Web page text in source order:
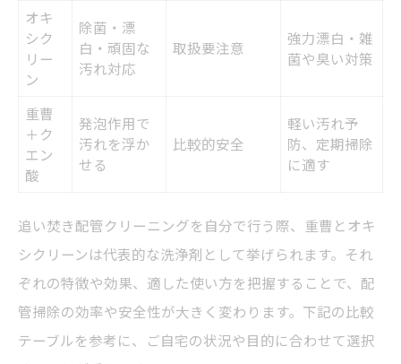
オキ
シク
リー
ン
除菌・漂
白・頑固な
汚れ対応
取扱要注意
強力漂白・雑
菌や臭い対策
重曹
＋ク
エン
酸
発泡作用で
汚れを浮か
せる
比較的安全
軽い汚れ予
防、定期掃除
に適す
追い焚き配管クリーニングを自分で行う際、重曹とオキ
シクリーンは代表的な洗浄剤として挙げられます。それ
ぞれの特徴や効果、適した使い方を把握することで、配
管掃除の効率や安全性が大きく変わります。下記の比較
テーブルを参考に、ご自宅の状況や目的に合わせて選択